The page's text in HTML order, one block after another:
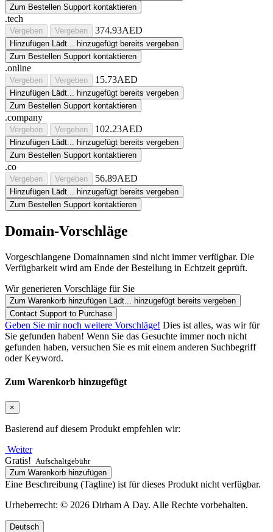
Zum Bestellen Support kontaktieren
.tech
Vergeben Vergeben 374.93AED
Hinzufügen Lädt... hinzugefügt bereits vergeben
Zum Bestellen Support kontaktieren
.online
Vergeben Vergeben 15.73AED
Hinzufügen Lädt... hinzugefügt bereits vergeben
Zum Bestellen Support kontaktieren
.company
Vergeben Vergeben 102.23AED
Hinzufügen Lädt... hinzugefügt bereits vergeben
Zum Bestellen Support kontaktieren
.co
Vergeben Vergeben 56.89AED
Hinzufügen Lädt... hinzugefügt bereits vergeben
Zum Bestellen Support kontaktieren
Domain-Vorschläge
Vorgeschlangene Domainnamen sind nicht immer verfügbar. Die
Verfügbarkeit wird am Ende der Bestellung in Echtzeit geprüft.
Wir generieren Vorschläge für Sie
Zum Warenkorb hinzufügen Lädt... hinzugefügt bereits vergeben
Contact Support to Purchase
Geben Sie mir noch weitere Vorschläge! Dies ist alles, was wir für
Sie gefunden haben! Wenn Sie das Gesuchte immer noch nicht
gefunden haben, versuchen Sie es mit einem anderen Suchbegriff
oder Keyword.
Zum Warenkorb hinzugefügt
×
Basierend auf diesem Produkt empfehlen wir:
Weiter
Gratis! Aufschaltgebühr
Zum Warenkorb hinzufügen
Eine Beschreibung (Tagline) ist für dieses Produkt nicht verfügbar.
Urheberrecht: © 2026 Dirham A Day. Alle Rechte vorbehalten.
Deutsch